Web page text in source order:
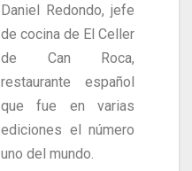
Daniel Redondo, jefe
de cocina de El Celler
de Can Roca,
restaurante español
que fue en varias
ediciones el número
uno del mundo.